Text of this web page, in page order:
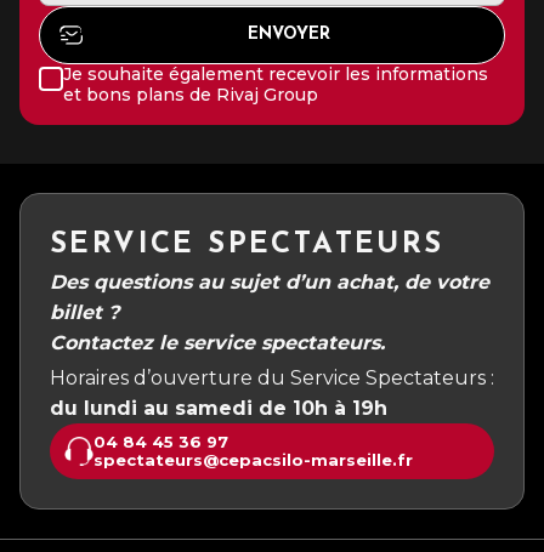
Je souhaite également recevoir les informations
et bons plans de Rivaj Group
SERVICE SPECTATEURS
Des questions au sujet d’un achat, de votre
billet ?
Contactez le service spectateurs.
Horaires d’ouverture du Service Spectateurs :
du lundi au samedi de 10h à 19h
04 84 45 36 97
spectateurs@cepacsilo-marseille.fr